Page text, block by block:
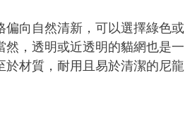
向自然清新，可以選擇綠色或
，透明或近透明的貓網也是一
材質，耐用且易於清潔的尼龍